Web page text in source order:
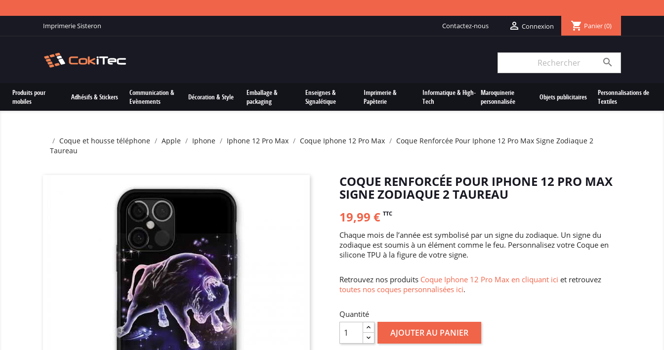
Imprimerie Sisteron Contactez-nous  Connexion shopping_cart Panier(0)

Produits pour
mobiles
Adhésifs & Stickers
Communication &
Evènements
Décoration & Style
Emballage &
packaging
Enseignes &
Signalétique
Imprimerie &
Papèterie
Informatique & High-
Tech
Maroquinerie
personnalisée
Objets publicitaires
Personnalisations de
Textiles
Coque et housse téléphone Apple Iphone Iphone 12 Pro Max Coque Iphone 12 Pro Max
Coque Renforcée Pour Iphone 12 Pro Max Signe Zodiaque 2
Taureau
COQUE RENFORCÉE POUR IPHONE 12 PRO MAX
SIGNE ZODIAQUE 2 TAUREAU
19,99 € TTC
Chaque mois de l’année est symbolisé par un signe du zodiaque. Un signe du
zodiaque est soumis à un élément comme le feu. Personnalisez votre Coque en
silicone TPU à la figure de votre signe.
Retrouvez nos produits Coque Iphone 12 Pro Max en cliquant ici et retrouvez
toutes nos coques personnalisées ici.
Quantité
AJOUTER AU PANIER